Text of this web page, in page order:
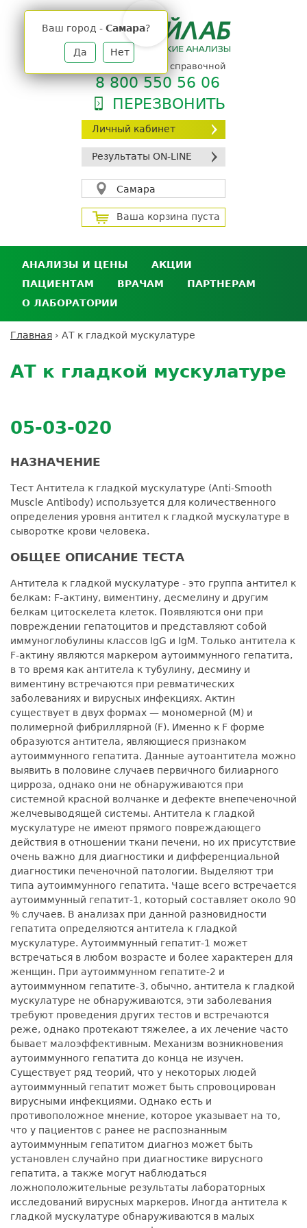
Личный кабинет
Результаты ON-LINE
Самара
Ваш город - Самара?
Да Нет
Ваша корзина пуста
телефон единой справочной
8 800 550 56 06
ПЕРЕЗВОНИТЬ
АНАЛИЗЫ И ЦЕНЫ
Анализы и цены
Где сдать анализы
Выезд на дом
Расшифровка анализов
АКЦИИ
ПАЦИЕНТАМ
Личный кабинет пациента
Дисконтная программа
Обратная связь
Налоговый вычет
ВРАЧАМ
лабораторию
ПАРТНЕРАМ
кабинет
Экскурсия в
О ЛАБОРАТОРИИ
Вакансии
здесь
Главная › АТ к гладкой мускулатуре
to
top
АТ к гладкой мускулатуре
05-03-020
НАЗНАЧЕНИЕ
Тест Антитела к гладкой мускулатуре (Anti-Smooth
Muscle Antibody) используется для количественного
определения уровня антител к гладкой мускулатуре в
сыворотке крови человека.
ОБЩЕЕ ОПИСАНИЕ ТЕСТА
Антитела к гладкой мускулатуре - это группа антител к
белкам: F-актину, виментину, десмелину и другим
белкам цитоскелета клеток. Появляются они при
повреждении гепатоцитов и представляют собой
иммуноглобулины классов IgG и IgM. Только антитела к
F-актину являются маркером аутоиммунного гепатита,
в то время как антитела к тубулину, десмину и
виментину встречаются при ревматических
заболеваниях и вирусных инфекциях. Актин
существует в двух формах — мономерной (М) и
полимерной фибриллярной (F). Именно к F форме
образуются антитела, являющиеся признаком
аутоиммунного гепатита. Данные аутоантитела можно
выявить в половине случаев первичного билиарного
цирроза, однако они не обнаруживаются при
системной красной волчанке и дефекте внепеченочной
желчевыводящей системы. Антитела к гладкой
мускулатуре не имеют прямого повреждающего
действия в отношении ткани печени, но их присутствие
очень важно для диагностики и дифференциальной
диагностики печеночной патологии. Выделяют три
типа аутоиммунного гепатита. Чаще всего встречается
аутоиммунный гепатит-1, который составляет около 90
% случаев. В анализах при данной разновидности
гепатита определяются антитела к гладкой
мускулатуре. Аутоиммунный гепатит-1 может
встречаться в любом возрасте и более характерен для
женщин. При аутоиммунном гепатите-2 и
аутоиммунном гепатите-3, обычно, антитела к гладкой
мускулатуре не обнаруживаются, эти заболевания
требуют проведения других тестов и встречаются
реже, однако протекают тяжелее, а их лечение часто
бывает малоэффективным. Механизм возникновения
аутоиммунного гепатита до конца не изучен.
Существует ряд теорий, что у некоторых людей
аутоиммунный гепатит может быть спровоцирован
вирусными инфекциями. Однако есть и
противоположное мнение, которое указывает на то,
что у пациентов с ранее не распознанным
аутоиммунным гепатитом диагноз может быть
установлен случайно при диагностике вирусного
гепатита, а также могут наблюдаться
ложноположительные результаты лабораторных
исследований вирусных маркеров. Иногда антитела к
гладкой мускулатуре обнаруживаются в малых